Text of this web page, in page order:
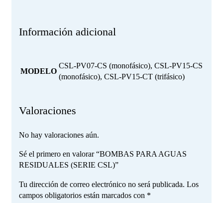
Información adicional
MODELO
CSL-PV07-CS (monofásico), CSL-PV15-CS
(monofásico), CSL-PV15-CT (trifásico)
Valoraciones
No hay valoraciones aún.
Sé el primero en valorar “BOMBAS PARA AGUAS
RESIDUALES (SERIE CSL)”
Tu dirección de correo electrónico no será publicada. Los
campos obligatorios están marcados con *